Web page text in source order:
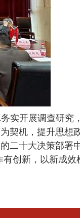
实开展调查研究
契机，提升思想
二十大决策部署
创新，以新成效